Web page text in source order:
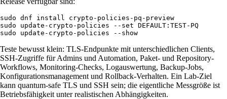
sudo dnf install crypto-policies-pq-preview
sudo update-crypto-policies --set DEFAULT:TEST-PQ
sudo update-crypto-policies --show
Teste bewusst klein: TLS-Endpunkte mit unterschiedlichen Clients,
SSH-Zugriffe für Admins und Automation, Paket- und Repository-
Workflows, Monitoring-Checks, Logauswertung, Backup-Jobs,
Konfigurationsmanagement und Rollback-Verhalten. Ein Lab-Ziel
kann quantum-safe TLS und SSH sein; die eigentliche Messgröße ist
Betriebsfähigkeit unter realistischen Abhängigkeiten.